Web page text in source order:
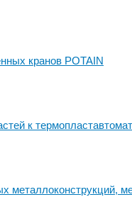
кранов POTAIN
к
металлоконструкций,